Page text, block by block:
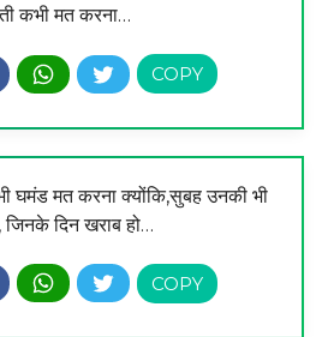
कभी मत करना…
घमंड मत करना क्योंकि,सुबह उनकी भी
जिनके दिन खराब हो…